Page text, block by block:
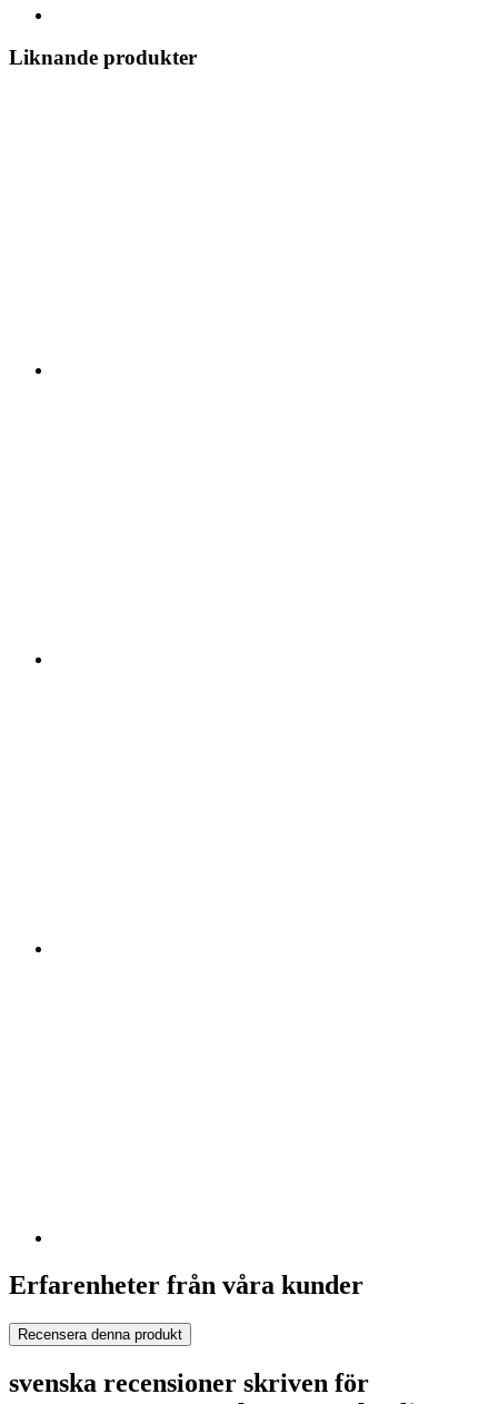
Liknande produkter
Erfarenheter från våra kunder
Recensera denna produkt
svenska recensioner skriven för